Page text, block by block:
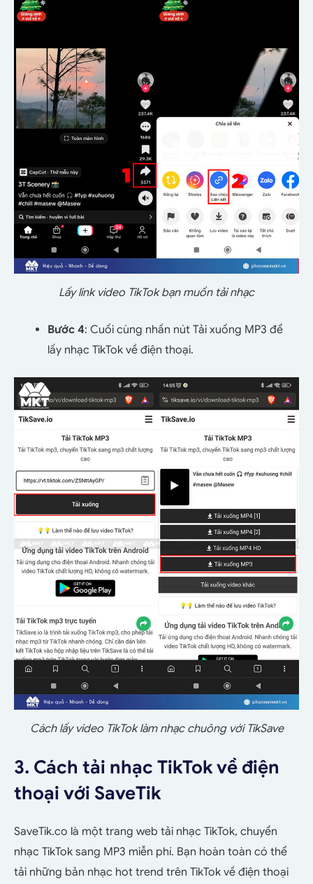
Lấy link video TikTok bạn muốn tải nhạc
Bước 4: Cuối cùng nhấn nút Tải xuống MP3 để
lấy nhạc TikTok về điện thoại.
Cách lấy video TikTok làm nhạc chuông với TikSave
3. Cách tải nhạc TikTok về điện
thoại với SaveTik
SaveTik.co là một trang web tải nhạc TikTok, chuyển
nhạc TikTok sang MP3 miễn phí. Bạn hoàn toàn có thể
tải những bản nhạc hot trend trên TikTok về điện thoại